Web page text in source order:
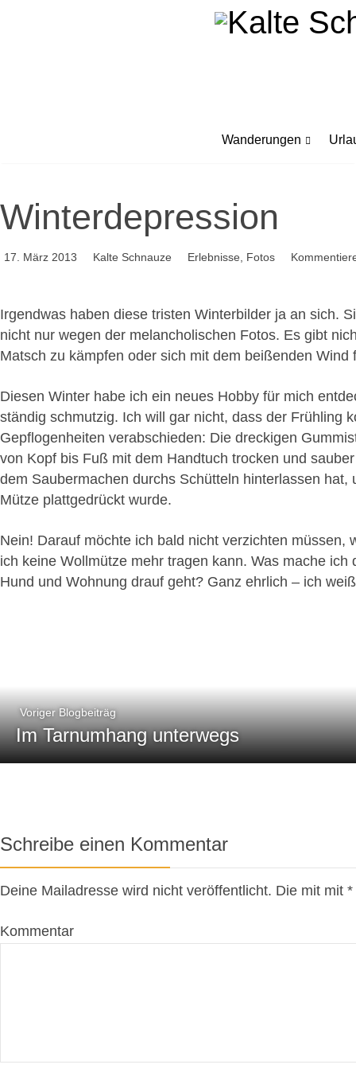
Wanderungen
Winterdepression
17. März 2013 Kalte Schnauze Erlebnisse Fotos
Irgendwas haben diese tristen Winterbilder ja an sich.
nicht nur wegen der melancholischen Fotos. Es gibt
Matsch zu kämpfen oder sich mit dem beißenden Wind
Diesen Winter habe ich ein neues Hobby für mich
ständig schmutzig. Ich will gar nicht, dass der Frühling
Gepflogenheiten verabschieden: Die dreckigen
von Kopf bis Fuß mit dem Handtuch trocken und
dem Saubermachen durchs Schütteln hinterlassen
Mütze plattgedrückt wurde.
Nein! Darauf möchte ich bald nicht verzichten
ich keine Wollmütze mehr tragen kann. Was mache
Hund und Wohnung drauf geht? Ganz ehrlich – ich
Voriger Blogbeiträg
Im Tarnumhang unterwegs
Schreibe einen Kommentar
Deine Mailadresse wird nicht veröffentlicht. Die mit mit
Kommentar